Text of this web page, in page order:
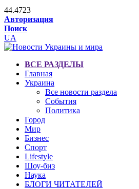
44.4723
Авторизация
Поиск
UA
ВСЕ РАЗДЕЛЫ
Главная
Украина
Все новости раздела
События
Политика
Город
Мир
Бизнес
Спорт
Lifestyle
Шоу-биз
Наука
БЛОГИ ЧИТАТЕЛЕЙ